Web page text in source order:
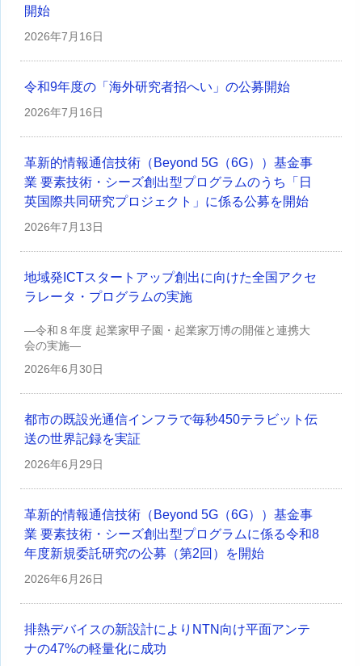
開始
2026年7月16日
令和9年度の「海外研究者招へい」の公募開始
2026年7月16日
革新的情報通信技術（Beyond 5G（6G））基金事
業 要素技術・シーズ創出型プログラムのうち「日
英国際共同研究プロジェクト」に係る公募を開始
2026年7月13日
地域発ICTスタートアップ創出に向けた全国アクセ
ラレータ・プログラムの実施
—令和８年度 起業家甲子園・起業家万博の開催と連携大
会の実施—
2026年6月30日
都市の既設光通信インフラで毎秒450テラビット伝
送の世界記録を実証
2026年6月29日
革新的情報通信技術（Beyond 5G（6G））基金事
業 要素技術・シーズ創出型プログラムに係る令和8
年度新規委託研究の公募（第2回）を開始
2026年6月26日
排熱デバイスの新設計によりNTN向け平面アンテ
ナの47%の軽量化に成功